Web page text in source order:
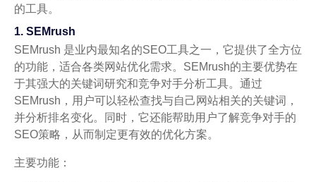
的工具。
1. SEMrush
SEMrush 是业内最知名的SEO工具之一，它提供了全方位
的功能，适合各类网站优化需求。SEMrush的主要优势在
于其强大的关键词研究和竞争对手分析工具。通过
SEMrush，用户可以轻松查找与自己网站相关的关键词，
并分析排名变化。同时，它还能帮助用户了解竞争对手的
SEO策略，从而制定更有效的优化方案。
主要功能：